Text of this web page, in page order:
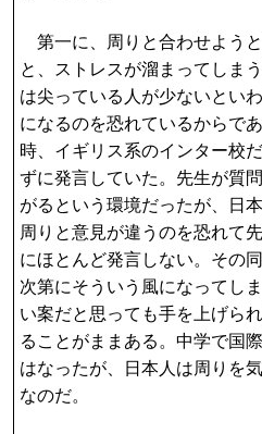
第一に、周りと合わせよう
と、ストレスが溜まってしま
は尖っている人が少ないとい
になるのを恐れているからで
時、イギリス系のインター校
ずに発言していた。先生が質
がるという環境だったが、日
周りと意見が違うのを恐れて
にほとんど発言しない。その
次第にそういう風になってし
い案だと思っても手を上げら
ることがままある。中学で国
はなったが、日本人は周りを
なのだ。